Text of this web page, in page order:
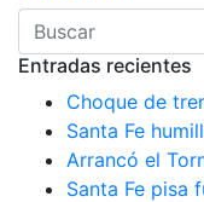
Entradas recientes
Choque de
Santa Fe
Arrancó el
Santa Fe pisa